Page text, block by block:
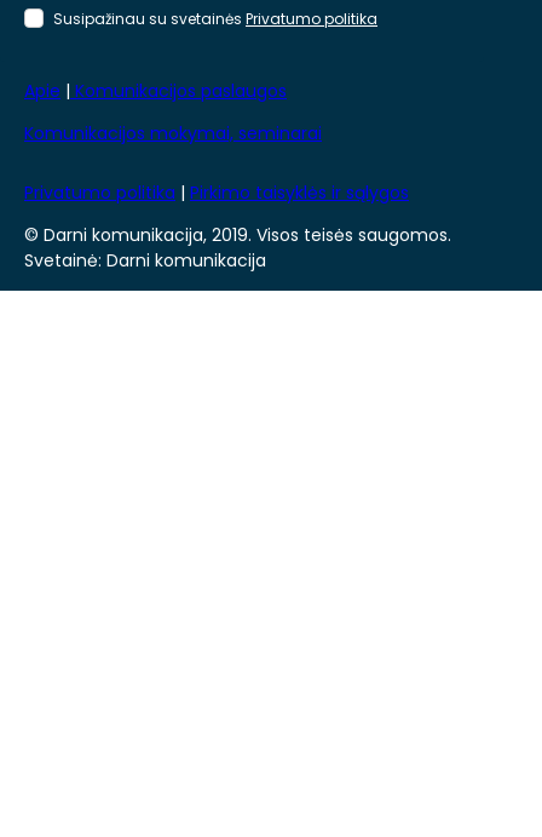
Susipažinau su svetainės Privatumo politika
Apie | Komunikacijos paslaugos
Komunikacijos mokymai, seminarai
Privatumo politika | Pirkimo taisyklės ir sąlygos
© Darni komunikacija, 2019. Visos teisės saugomos.
Svetainė: Darni komunikacija